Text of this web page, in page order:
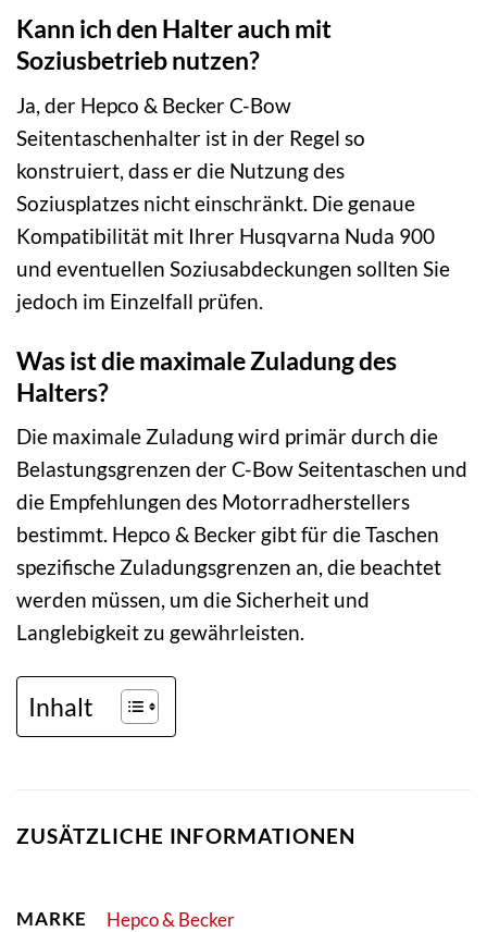
Kann ich den Halter auch mit
Soziusbetrieb nutzen?
Ja, der Hepco & Becker C-Bow
Seitentaschenhalter ist in der Regel so
konstruiert, dass er die Nutzung des
Soziusplatzes nicht einschränkt. Die genaue
Kompatibilität mit Ihrer Husqvarna Nuda 900
und eventuellen Soziusabdeckungen sollten Sie
jedoch im Einzelfall prüfen.
Was ist die maximale Zuladung des
Halters?
Die maximale Zuladung wird primär durch die
Belastungsgrenzen der C-Bow Seitentaschen und
die Empfehlungen des Motorradherstellers
bestimmt. Hepco & Becker gibt für die Taschen
spezifische Zuladungsgrenzen an, die beachtet
werden müssen, um die Sicherheit und
Langlebigkeit zu gewährleisten.
Inhalt
ZUSÄTZLICHE INFORMATIONEN
MARKE Hepco & Becker